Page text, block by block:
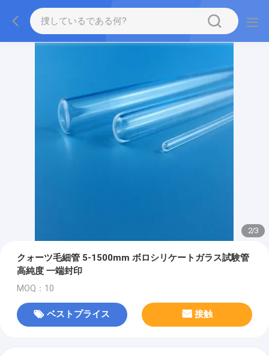
2/3
クォーツ毛細管 5-1500mm ボロシリケートガラス試験管
高純度 一端封印
MOQ：10
ベストプライス 接触